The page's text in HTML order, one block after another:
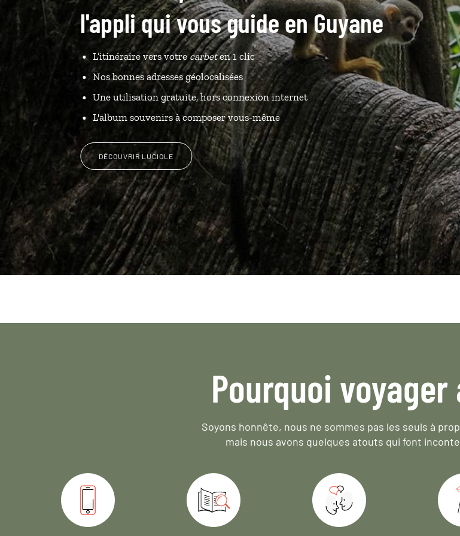
l'appli qui vous guide en Guyane
L’itinéraire vers votrecarbeten 1 clic
Nos bonnes adresses géolocalisées
Une utilisation gratuite, hors connexion internet
L'album souvenirs à composer vous-même
DÉCOUVRIR LUCIOLE
Pourquoi voyager
Soyons honnête, nous ne sommes pas les seuls à
mais nous avons quelques atouts qui font